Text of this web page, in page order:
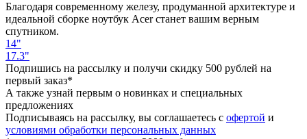
Благодаря современному железу, продуманной архитектуре и
идеальной сборке ноутбук Acer станет вашим верным
спутником.
14"
17.3"
Подпишись на рассылку и получи скидку 500 рублей на
первый заказ*
А также узнай первым о новинках и специальных
предложениях
Подписываясь на рассылку, вы соглашаетесь с офертой и
условиями обработки персональных данных